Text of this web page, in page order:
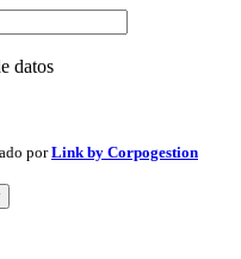
datos
porLink by Corpogestion